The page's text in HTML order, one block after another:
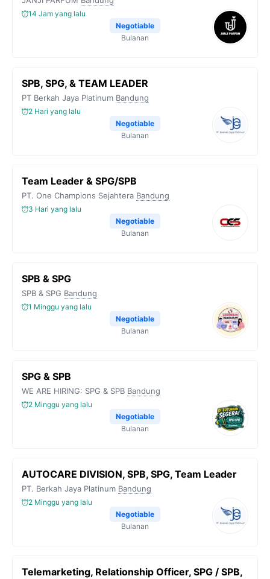
o
a
p
k
14 Jam yang lalu
Negotiable
Bulanan
SPB, SPG, & TEAM LEADER
PT Berkah Jaya Platinum Bandung
2 Hari yang lalu
Negotiable
Bulanan
Team Leader & SPG/SPB
PT. One Champions Sejahtera Bandung
3 Hari yang lalu
Negotiable
Bulanan
SPB & SPG
SPB & SPG Bandung
1 Minggu yang lalu
Negotiable
Bulanan
SPG & SPB
WE ARE HIRING: SPG & SPB Bandung
2 Minggu yang lalu
Negotiable
Bulanan
AUTOCARE DIVISION, SPB, SPG, Team Leader
PT. Berkah Jaya Platinum Bandung
2 Minggu yang lalu
Negotiable
Bulanan
Telemarketing, Relationship Officer, SPG / SPB,